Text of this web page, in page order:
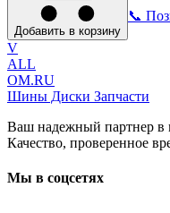
Добавить в корзину
📞
V
ALL
OM.RU
Шины Диски Запчасти
Ваш надежный партнер в
Качество, проверенное
Мы в соцсетях